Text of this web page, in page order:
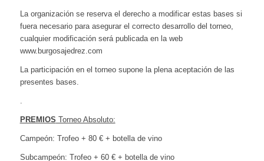
La organización se reserva el derecho a modificar estas bases si
fuera necesario para asegurar el correcto desarrollo del torneo,
cualquier modificación será publicada en la web
www.burgosajedrez.com
La participación en el torneo supone la plena aceptación de las
presentes bases.
PREMIOS Torneo Absoluto:
Campeón: Trofeo + 80 € + botella de vino
Subcampeón: Trofeo + 60 € + botella de vino